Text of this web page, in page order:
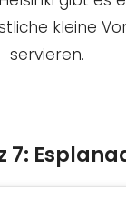
kleine
servieren.
7: